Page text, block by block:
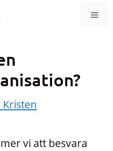
Kristen
vi att besvara